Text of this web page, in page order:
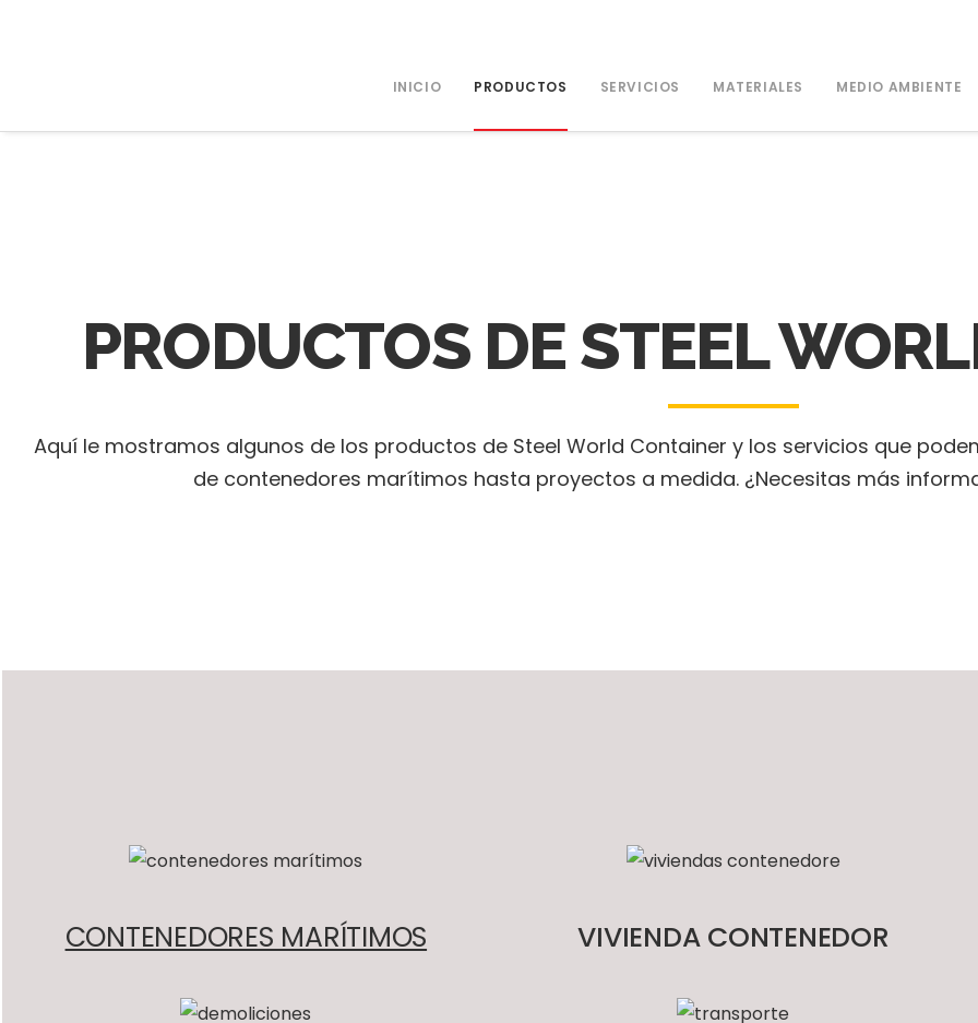
INICIO PRODUCTOS SERVICIOS MATERIALES MEDIO AMBIENTE
PRODUCTOS DE STEEL
Aquí le mostramos algunos de los productos de Steel World Container y los servicios que
de contenedores marítimos hasta proyectos a medida. ¿Necesitas más
CONTENEDORES MARÍTIMOS VIVIENDA CONTENEDOR